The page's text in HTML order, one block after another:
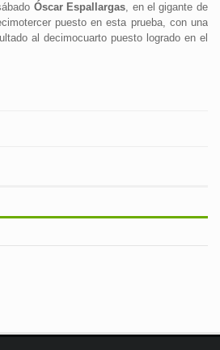
Óscar Espallargas, en el gigante de
puesto en esta prueba, con una
al decimocuarto puesto logrado en el